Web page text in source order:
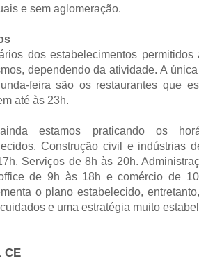
e sem aglomeração.
dos estabelecimentos permitidos
dependendo da atividade. A
feira são os restaurantes que
até às 23h.
estamos praticando os
Construção civil e indústrias
Serviços de 8h às 20h.
de 9h às 18h e comércio de
o plano estabelecido,
e uma estratégia muito
CE